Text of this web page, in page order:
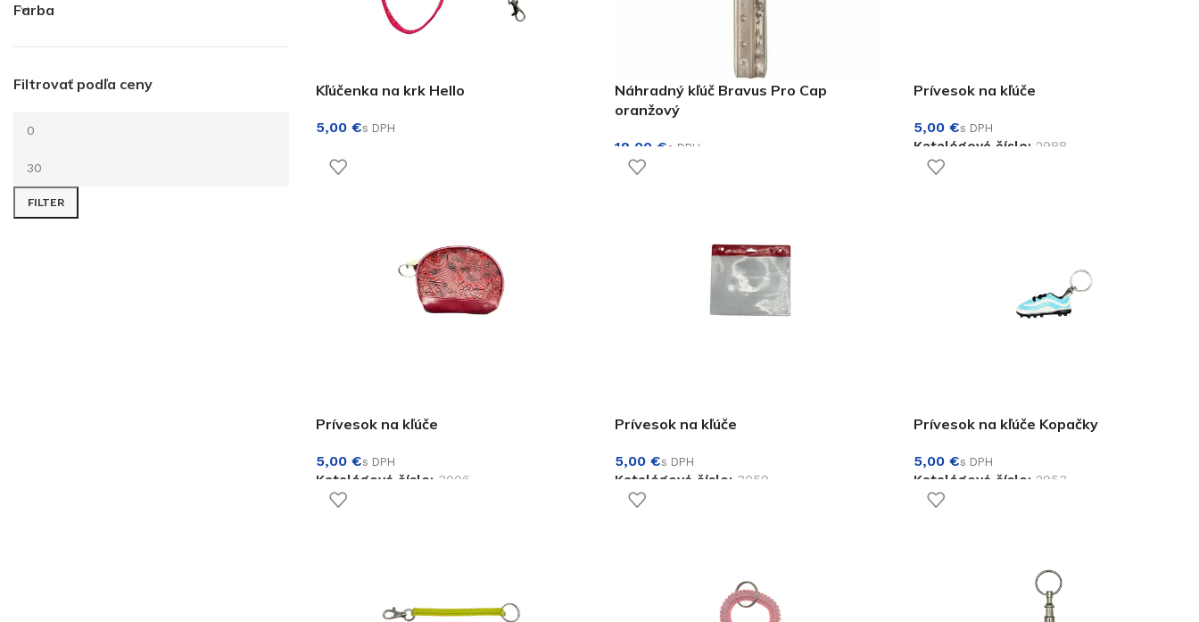
Farba
Filtrovať podľa ceny
FILTER
Kľúčenka na krk Hello
€
Náhradný kľúč Bravus Pro Cap
oranžový
€
Prívesok na kľúče
€
Katalógové číslo: 2988
Prívesok na kľúče
€
Katalógové číslo: 3006
Prívesok na kľúče
€
Katalógové číslo: 3059
Prívesok na kľúče Kopačky
€
Katalógové číslo: 2953